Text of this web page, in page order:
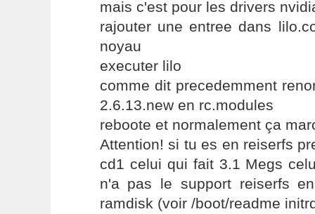
mais c'est pour les drivers
rajouter une entree dans
noyau
executer lilo
comme dit precedemment
2.6.13.new en rc.modules
reboote et normalement ça
Attention! si tu es en reiserfs
cd1 celui qui fait 3.1 Megs
n'a pas le support reiserfs
ramdisk (voir /boot/readme